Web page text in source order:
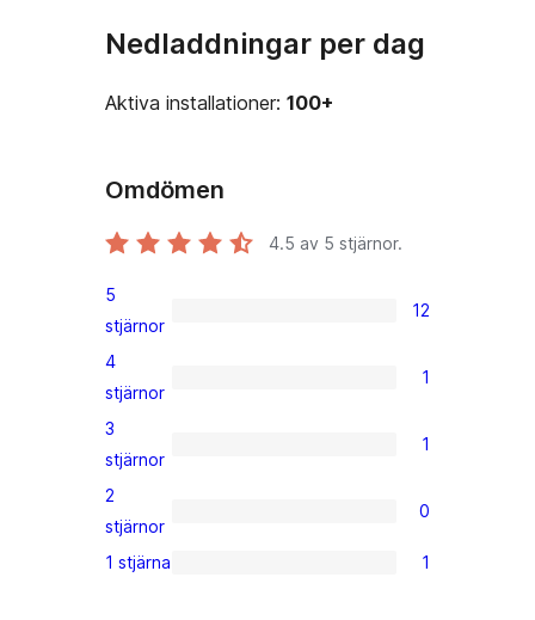
Nedladdningar per dag
Aktiva installationer: 100+
Omdömen
4.5 av 5 stjärnor.
12
5-
stjärniga
5
stjärnor
12
1
4-
stjärnig
4
stjärnor
1
1
3-
stjärnig
3
stjärnor
1
0
2-
2
stjärnor
0
1
1 stjärna 1